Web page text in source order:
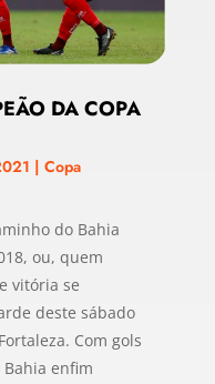
DA COPA
| Copa
do Bahia
ou, quem
vitória se
deste sábado
Com gols
enfim